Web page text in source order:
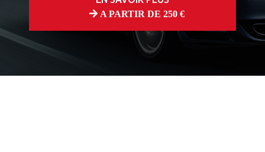
A PARTIR DE 250 €